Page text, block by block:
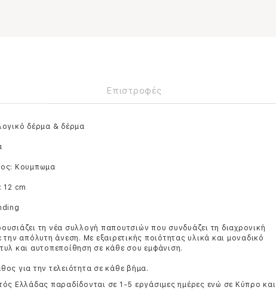
Επιστροφές
δέρμα & δέρμα
Κουμπωμα
12 cm
τη νέα συλλογή παπουτσιών που συνδυάζει τη διαχρονική
την απόλυτη άνεση. Με εξαιρετικής ποιότητας υλικά και μοναδικό
και αυτοπεποίθηση σε κάθε σου εμφάνιση.
για την τελειότητα σε κάθε βήμα.
Ελλάδας παραδίδονται σε 1-5 εργάσιμες ημέρες ενώ σε Κύπρο και